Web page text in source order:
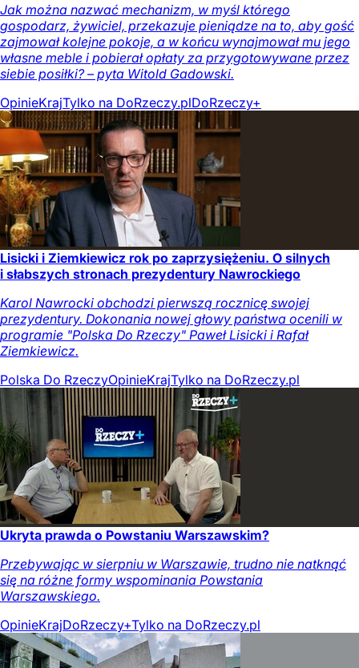
Jak można nazwać mechanizm, w myśl którego
gospodarz, żywiciel, przekazuje pieniądze na to, aby gość
zajmował kolejne pokoje, a w końcu wynajmował mu jego
własne meble i pobierał opłaty za przygotowywane przez
siebie posiłki? – pyta Witold Gadowski.
OpinieKrajTylko na DoRzeczy.plDoRzeczy+
Lisicki i Ziemkiewicz rok po zaprzysiężeniu. O silnych
i słabszych stronach prezydentury Nawrockiego
Karol Nawrocki obchodzi pierwszą rocznicę swojej
prezydentury. Dokonania nowej głowy państwa ocenili w
programie "Polska Do Rzeczy" Paweł Lisicki i Rafał
Ziemkiewicz.
Polska Do RzeczyOpinieKrajTylko na DoRzeczy.pl
Ukryta prawda o Powstaniu Warszawskim?
Przebywając w sierpniu w Warszawie, trudno nie natknąć
się na różne formy wspominania Powstania
Warszawskiego.
OpinieKrajDoRzeczy+Tylko na DoRzeczy.pl